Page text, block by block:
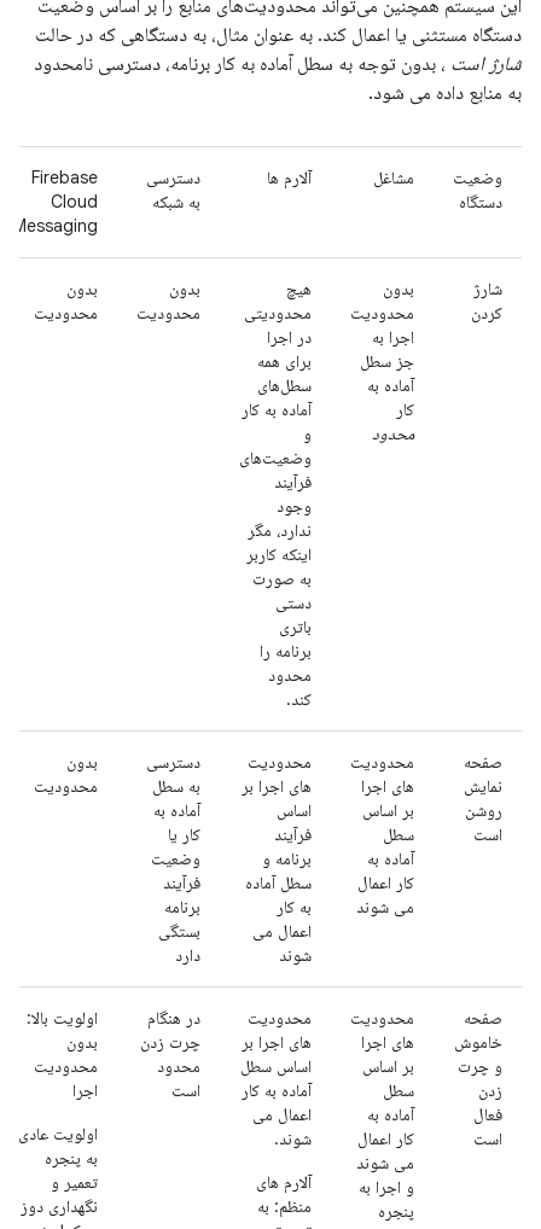
این سیستم همچنین می‌تواند محدودیت‌های منابع را بر اساس وضعیت
دستگاه مستثنی یا اعمال کند. به عنوان مثال، به دستگاهی که در حالت
شارژ است ، بدون توجه به سطل آماده به کار برنامه، دسترسی نامحدود
به منابع داده می شود.
وضعیت
دستگاه
مشاغل آلارم ها
دسترسی
به شبکه
Firebase
Cloud
Messaging
شارژ
کردن
بدون
محدودیت
اجرا به
جز سطل
آماده به
کار
محدود
هیچ
محدودیتی
در اجرا
برای همه
سطل‌های
آماده به کار
و
وضعیت‌های
فرآیند
وجود
ندارد، مگر
اینکه کاربر
به صورت
دستی
باتری
برنامه را
محدود
کند.
بدون
محدودیت
بدون
محدودیت
صفحه
نمایش
روشن
است
محدودیت
های اجرا
بر اساس
سطل
آماده به
کار اعمال
می شوند
محدودیت
های اجرا بر
اساس
فرآیند
برنامه و
سطل آماده
به کار
اعمال می
شوند
دسترسی
به سطل
آماده به
کار یا
وضعیت
فرآیند
برنامه
بستگی
دارد
بدون
محدودیت
صفحه
خاموش
و چرت
زدن
فعال
است
محدودیت
های اجرا
بر اساس
سطل
آماده به
کار اعمال
می شوند
و اجرا به
پنجره
محدودیت
های اجرا بر
اساس سطل
آماده به کار
اعمال می
شوند.
آلارم های
منظم: به
در هنگام
چرت زدن
محدود
است
اولویت بالا:
بدون
محدودیت
اجرا
اولویت عادی:
به پنجره
تعمیر و
نگهداری دوز